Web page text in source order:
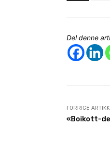
Del denne
FORRIGE
«Boikott-